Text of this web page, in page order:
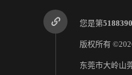
您是第5188390
版权所有
东莞市大岭山